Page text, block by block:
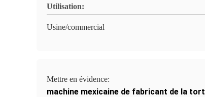
Utilisation:
Usine/commercial
Mettre en évidence:
machine mexicaine de fabricant de la